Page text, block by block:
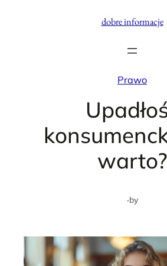
dobre informacje
Prawo
warto?
·by